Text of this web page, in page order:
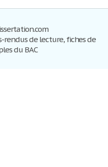
rendus de lecture, fiches de
du BAC